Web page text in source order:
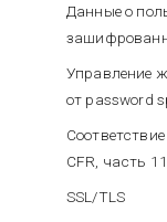
Данные о
Управление
от password
CFR, часть 11
SSL/TLS